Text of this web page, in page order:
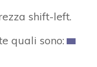
shift-left.
quali sono: